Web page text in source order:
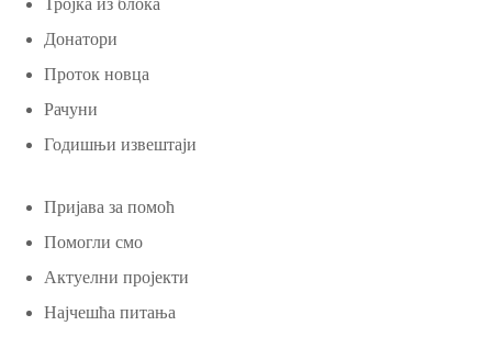
Тројка из блока
Донатори
Проток новца
Рачуни
Годишњи извештаји
Пријава за помоћ
Помогли смо
Актуелни пројекти
Најчешћа питања